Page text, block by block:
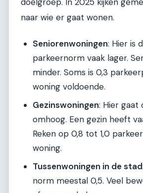
naar wie er gaat wonen.
Seniorenwoningen: Hier is
parkeernorm vaak lager.
minder. Soms is 0,3
woning voldoende.
Gezinswoningen: Hier gaat
omhoog. Een gezin heeft
Reken op 0,8 tot 1,0
woning.
Tussenwoningen in de stad
norm meestal 0,5. Veel